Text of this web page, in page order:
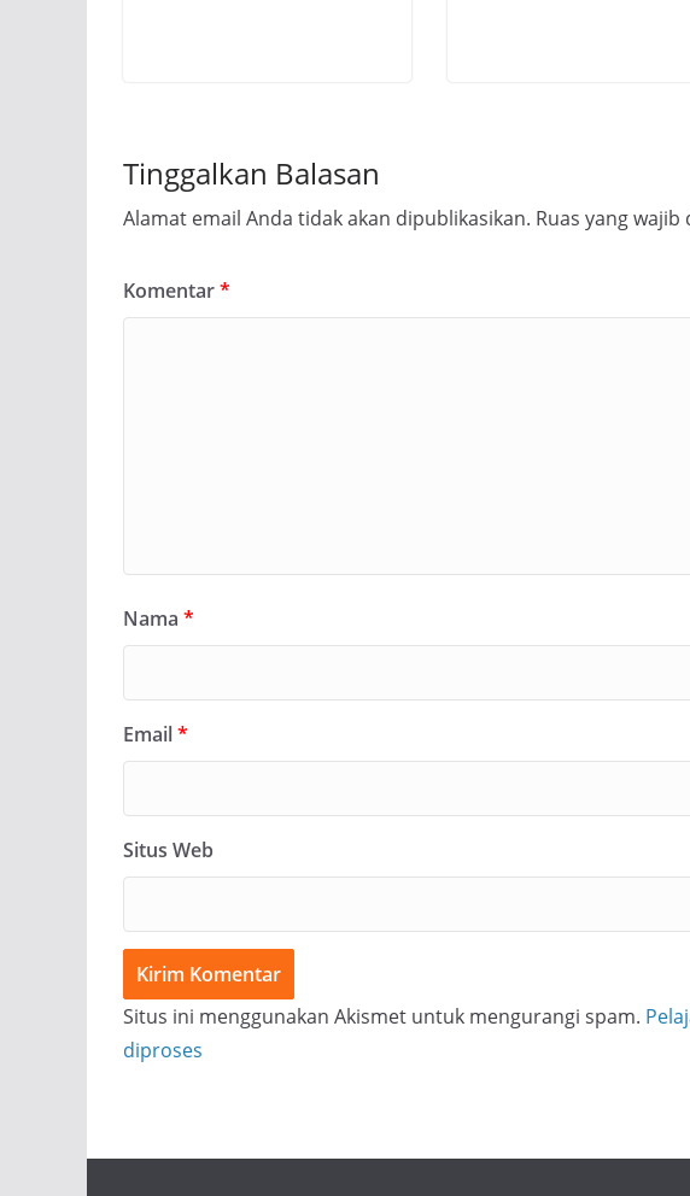
Tinggalkan Balasan
Alamat email Anda tidak akan dipublikasikan. Ruas yang wajib
Komentar*
Nama *
Email*
Situs Web
Situs ini menggunakan Akismet untuk mengurangi spam.
diproses